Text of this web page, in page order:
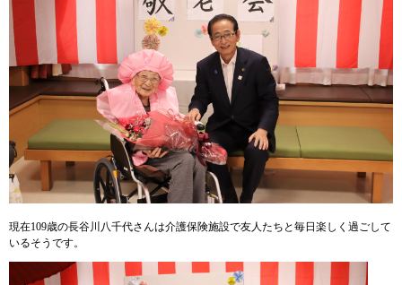
現在109歳の長谷川八千代さんは介護保険施設で友人たちと毎日楽しく過ごして
いるそうです。